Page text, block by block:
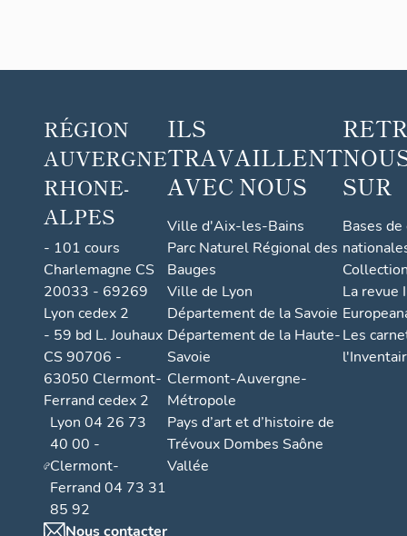
RÉGION
AUVERGNE
RHONE-
ALPES
- 101 cours
Charlemagne CS
20033 - 69269
Lyon cedex 2
- 59 bd L. Jouhaux
CS 90706 -
63050 Clermont-
Ferrand cedex 2
Lyon 04 26 73
40 00 -
Clermont-
Ferrand 04 73 31
85 92
Nous contacter
ILS
TRAVAILLENT
AVEC NOUS
Ville d'Aix-les-Bains
Parc Naturel Régional des
Bauges
Ville de Lyon
Département de la Savoie
Département de la Haute-
Savoie
Clermont-Auvergne-
Métropole
Pays d’art et d’histoire de
Trévoux Dombes Saône
Vallée
SUR
Bases
La revue
Les